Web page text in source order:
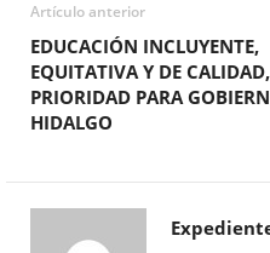
Artículo anterior
EDUCACIÓN INCLUYENTE,
EQUITATIVA Y DE CALIDAD,
PRIORIDAD PARA
HIDALGO